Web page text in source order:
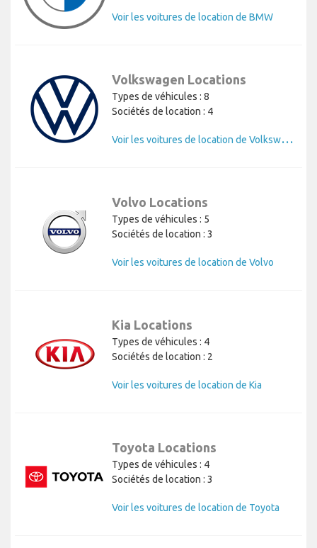
Voir les voitures de location de BMW
Volkswagen Locations
Types de véhicules : 8
Sociétés de location : 4
V
oir les voitures de location de Volkswagen
Volvo Locations
Types de véhicules : 5
Sociétés de location : 3
Voir les voitures de location de Volvo
Kia Locations
Types de véhicules : 4
Sociétés de location : 2
Voir les voitures de location de Kia
Toyota Locations
Types de véhicules : 4
Sociétés de location : 3
Voir les voitures de location de Toyota